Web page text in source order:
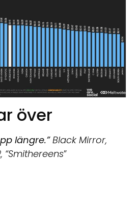
över
längre.”Black Mirror,
“Smithereens”